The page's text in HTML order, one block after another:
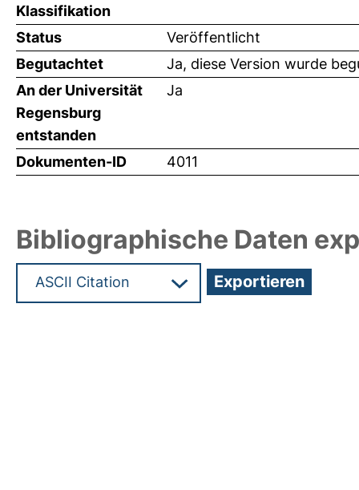
Klassifikation
Status
Veröffentlicht
Begutachtet
Ja, diese Version wurde
An der Universität
Regensburg
entstanden
Ja
Dokumenten-ID 4011
Bibliographische Daten